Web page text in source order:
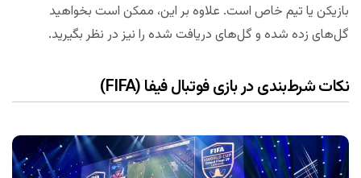
بازیکن یا تیم خاص است. علاوه بر این، ممکن است بخواهید
گل‌های زده شده و گل‌های دریافت شده را نیز در نظر بگیرید.
نکات شرط‌‌بندی در بازی فوتبال فیفا (FIFA)